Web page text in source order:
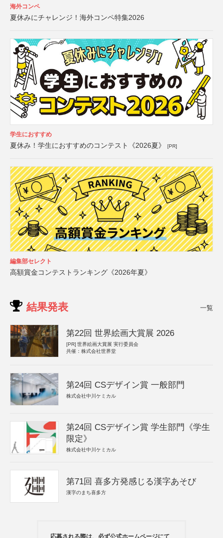
海外コンペ
夏休みにチャレンジ！海外コンペ特集2026
学生におすすめ
夏休み！学生におすすめのコンテスト《2026夏》 [PR]
編集部セレクト
高額賞金コンテストランキング《2026年夏》
結果発表 一覧
第22回 世界絵画大賞展 2026
[PR] 世界絵画大賞展 実行委員会
共催：株式会社世界堂
第24回 CSデザイン賞 一般部門
株式会社中川ケミカル
第24回 CSデザイン賞 学生部門《学生
限定》
株式会社中川ケミカル
第71回 喜多方発感じる漢字あそび
漢字のまち喜多方
応募される際は、必ず公式ホームページにて